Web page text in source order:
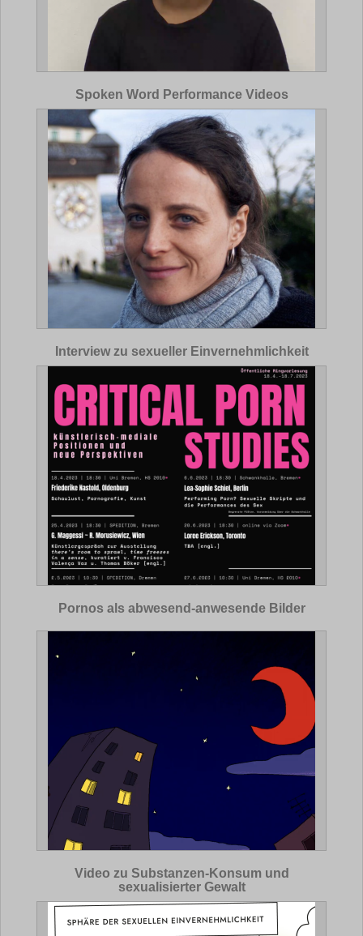
Spoken Word Performance Videos
Interview zu sexueller Einvernehmlichkeit
Pornos als abwesend-anwesende Bilder
Video zu Substanzen-Konsum und
sexualisierter Gewalt